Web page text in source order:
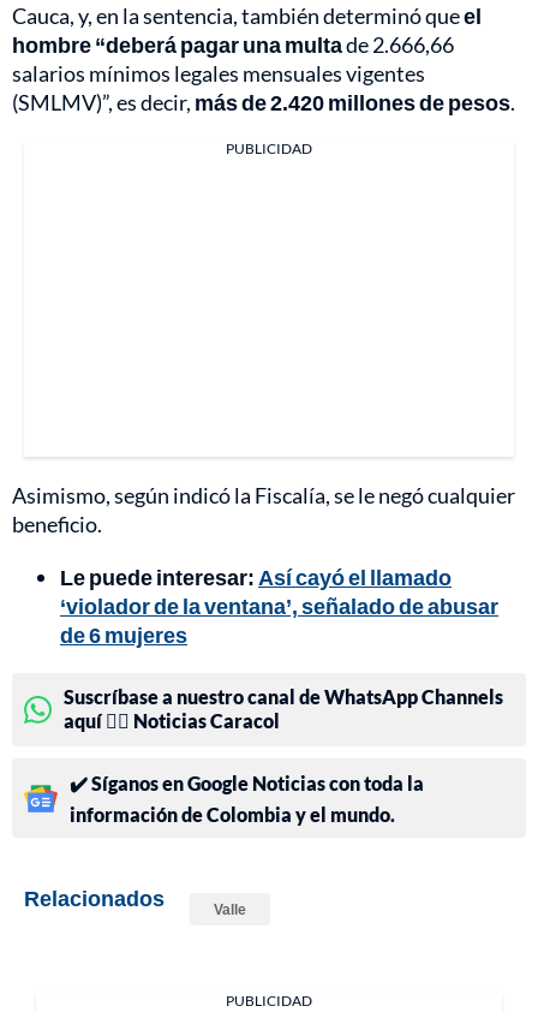
Cauca, y, en la sentencia, también determinó queel
hombre “deberá pagar una multade 2.666,66
salarios mínimos legales mensuales vigentes
(SMLMV)”, es decir, más de 2.420 millones de pesos.
PUBLICIDAD
Asimismo, según indicó la Fiscalía, se le negó cualquier
beneficio.
Le puede interesar: Así cayó el llamado
‘violador de la ventana’, señalado de abusar
de 6 mujeres
Suscríbase a nuestro canal de WhatsApp Channels
aquí 👉🏻 Noticias Caracol
✔️ Síganos en Google Noticias con toda la
información de Colombia y el mundo.
Relacionados Valle
PUBLICIDAD